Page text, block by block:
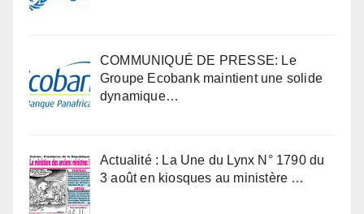
COMMUNIQUÉ DE PRESSE: Le
Groupe Ecobank maintient une solide
dynamique…
Actualité : La Une du Lynx N° 1790 du
3 août en kiosques au ministère …